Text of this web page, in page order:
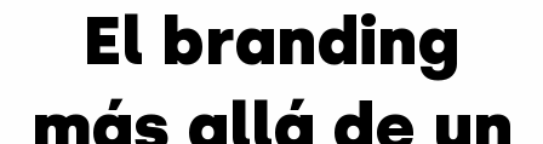
El branding
más allá de un